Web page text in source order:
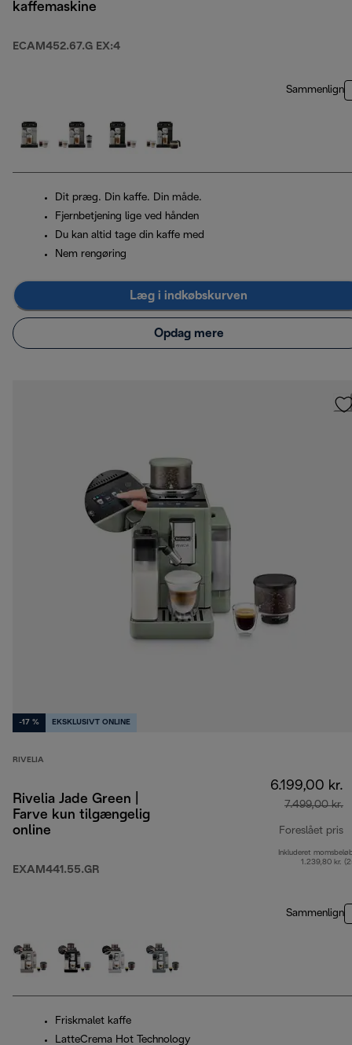
kaffemaskine
ECAM452.67.G EX:4
Sammenlign
Dit præg. Din kaffe. Din måde.
Fjernbetjening lige ved hånden
Du kan altid tage din kaffe med
Nem rengøring
Læg i indkøbskurven
Opdag mere
-17 % EKSKLUSIVT ONLINE
RIVELIA
Rivelia Jade Green |
Farve kun tilgængelig
online
EXAM441.55.GR
6.199,00 kr.
7.499,00 kr.
Foreslået pris
Inkluderet
1.239,80 kr.
Sammenlign
Friskmalet kaffe
LatteCrema Hot Technology